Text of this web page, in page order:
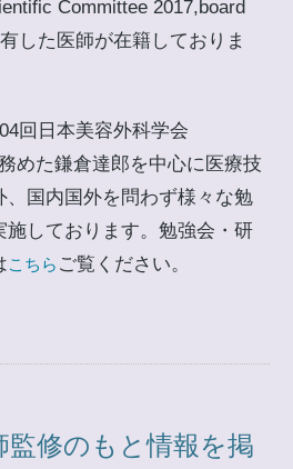
Committee 2017,board
した医師が在籍しておりま
回日本美容外科学会
めた鎌倉達郎を中心に医療技
国内国外を問わず様々な勉
しております。勉強会・研
こちら ご覧ください。
修のもと情報を掲